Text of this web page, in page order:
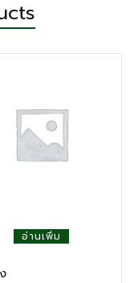
อ่านเพิ่ม